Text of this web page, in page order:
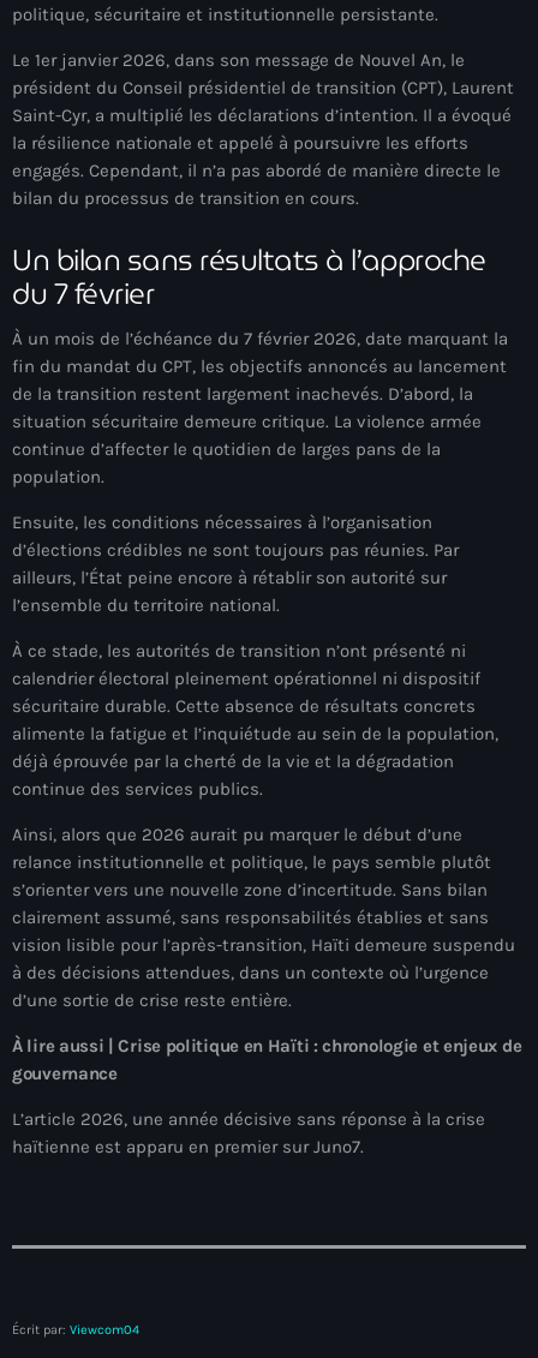
Archives
août 2026
juillet 2026
juin 2026
mai 2026
mars 2026
février 2026
décembre 2025
novembre 2025
septembre 2025
août 2025
juillet 2025
mai 2025
avril 2025
mars 2025
février 2025
janvier 2025
novembre 2024
septembre 2024
juillet 2024
politique, sécuritaire et institutionnelle persistante.
Le 1er janvier 2026, dans son message de Nouvel An, le
président du Conseil présidentiel de transition (CPT), Laurent
Saint-Cyr, a multiplié les déclarations d’intention. Il a évoqué
la résilience nationale et appelé à poursuivre les efforts
engagés. Cependant, il n’a pas abordé de manière directe le
bilan du processus de transition en cours.
Un bilan sans résultats à l’approche
du 7 février
À un mois de l’échéance du 7 février 2026, date marquant la
fin du mandat du CPT, les objectifs annoncés au lancement
de la transition restent largement inachevés. D’abord, la
situation sécuritaire demeure critique. La violence armée
continue d’affecter le quotidien de larges pans de la
population.
Ensuite, les conditions nécessaires à l’organisation
d’élections crédibles ne sont toujours pas réunies. Par
ailleurs, l’État peine encore à rétablir son autorité sur
l’ensemble du territoire national.
À ce stade, les autorités de transition n’ont présenté ni
calendrier électoral pleinement opérationnel ni dispositif
sécuritaire durable. Cette absence de résultats concrets
alimente la fatigue et l’inquiétude au sein de la population,
déjà éprouvée par la cherté de la vie et la dégradation
continue des services publics.
Ainsi, alors que 2026 aurait pu marquer le début d’une
relance institutionnelle et politique, le pays semble plutôt
s’orienter vers une nouvelle zone d’incertitude. Sans bilan
clairement assumé, sans responsabilités établies et sans
vision lisible pour l’après-transition, Haïti demeure suspendu
à des décisions attendues, dans un contexte où l’urgence
d’une sortie de crise reste entière.
À lire aussi | Crise politique en Haïti : chronologie et enjeux de
gouvernance
L’article 2026, une année décisive sans réponse à la crise
haïtienne est apparu en premier sur Juno7.
Écrit par: Viewcom04